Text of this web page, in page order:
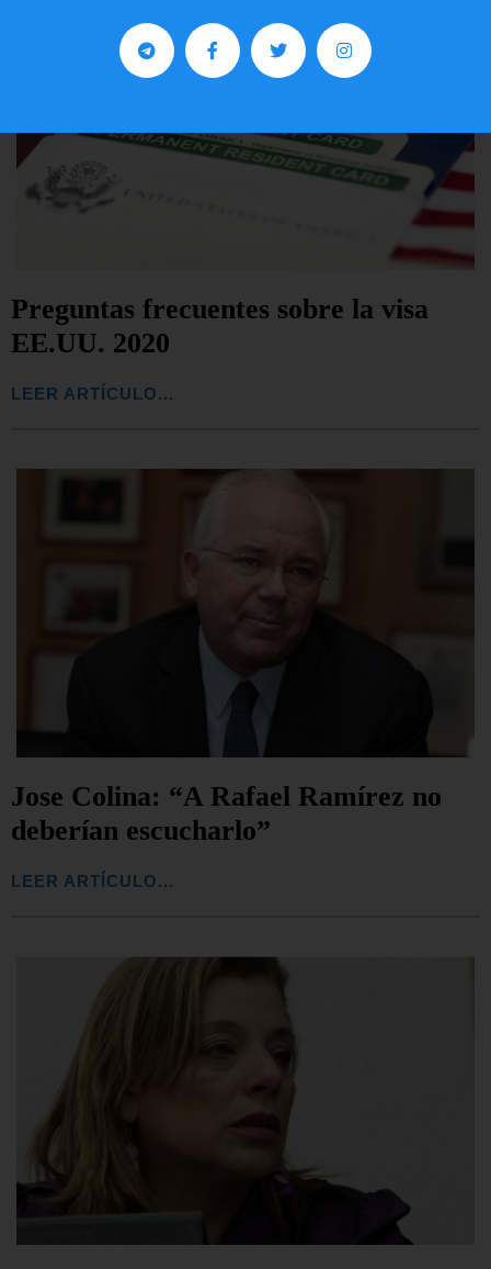
Preguntas frecuentes sobre la visa
EE.UU. 2020
LEER ARTÍCULO...
Jose Colina: “A Rafael Ramírez no
deberían escucharlo”
LEER ARTÍCULO...